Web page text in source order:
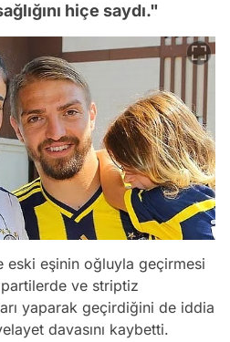
hiçe saydı."
eski eşinin oğluyla geçirmesi
ve striptiz
yaparak geçirdiğini de iddia
davasını kaybetti.